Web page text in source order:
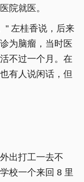
院就医。
" 左桂香说，后来
为脑瘤，当时医
不过一个月。在
有人说闲话，但
出打工一去不
校一个来回 8 里